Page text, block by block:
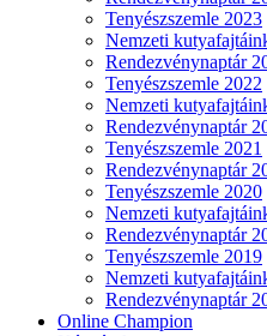
Tenyészszemle 2023
Nemzeti
Rendezvénynaptár
Tenyészszemle 2022
Nemzeti
Rendezvénynaptár
Tenyészszemle 2021
Rendezvénynaptár
Tenyészszemle 2020
Nemzeti
Rendezvénynaptár
Tenyészszemle 2019
Nemzeti
Rendezvénynaptár
Online Champion